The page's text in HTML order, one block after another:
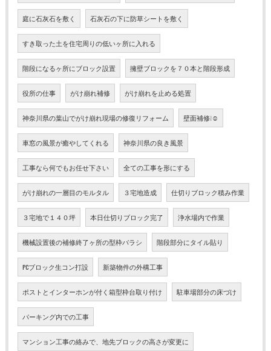
庭に石灰石を敷く 石灰石の下に防草シートを敷く
すき取った土を住宅周りの低いヶ所に入れる
階段になるヶ所にブロック設置 擁壁ブロックを７０本と階段形成
役所の仕事 がけ崩れ補修 がけ崩れを止める処置
神奈川県の葉山でがけ崩れ現場の修復リフォーム 壁面補修❕☺
車窓の風景が癒やしてくれる 神奈川県の良き風景
工事なら何でもお任せ下さい 全ての工事を形にする
がけ崩れの一層目のモルタル ３宅地造成 仕切りブロック積み作業
３宅地で１４０坪 本日仕切りブロック完了 浄水場内で作業
機械設置後の補修終了ヶ所の型枠バラシ 階段部分にタイル貼り
PCブロック生コン打設 新築物件の外構工事
ポストとインターホンが付く箱型枠台取り付け 駐車場部分の床づけ
パーキング内での工事
マンション工事の絡みで、地先ブロックの高さが変更に